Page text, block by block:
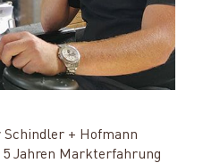
Schindler + Hofmann
Jahren Markterfahrung